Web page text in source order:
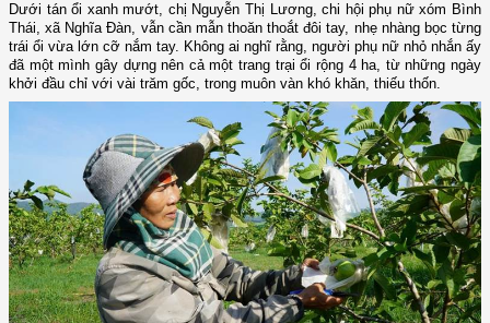
Dưới tán ổi xanh mướt, chị Nguyễn Thị Lương, chi hội phụ nữ xóm Bình
Thái, xã Nghĩa Đàn, vẫn cần mẫn thoăn thoắt đôi tay, nhẹ nhàng bọc từng
trái ổi vừa lớn cỡ nắm tay. Không ai nghĩ rằng, người phụ nữ nhỏ nhắn ấy
đã một mình gây dựng nên cả một trang trại ổi rộng 4 ha, từ những ngày
khởi đầu chỉ với vài trăm gốc, trong muôn vàn khó khăn, thiếu thốn.